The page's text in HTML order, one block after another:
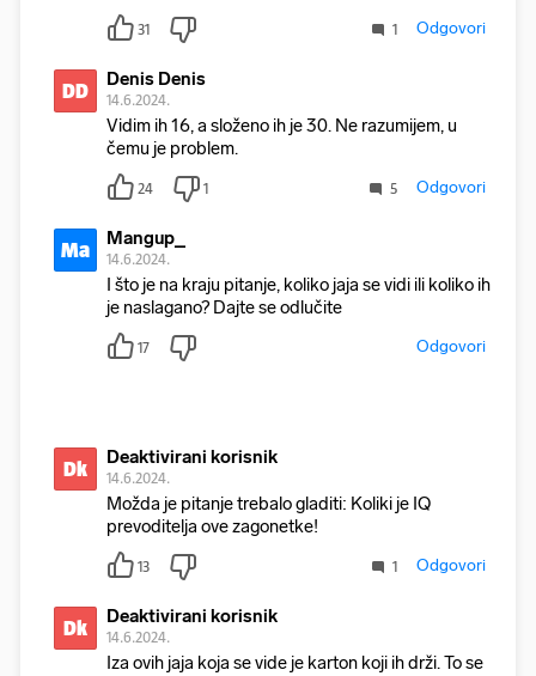
31 1 Odgovori
DD Denis Denis
14.6.2024.
Vidim ih 16, a složeno ih je 30. Ne razumijem, u
čemu je problem.
24 1 5 Odgovori
Ma Mangup_
14.6.2024.
I što je na kraju pitanje, koliko jaja se vidi ili koliko ih
je naslagano? Dajte se odlučite
17 Odgovori
Dk Deaktivirani korisnik
14.6.2024.
Možda je pitanje trebalo gladiti: Koliki je IQ
prevoditelja ove zagonetke!
13 1 Odgovori
Dk Deaktivirani korisnik
14.6.2024.
Iza ovih jaja koja se vide je karton koji ih drži. To se